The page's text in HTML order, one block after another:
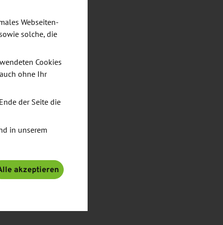
Webseiten-
solche, die
Cookies
ohne Ihr
der Seite die
in unserem
akzeptieren